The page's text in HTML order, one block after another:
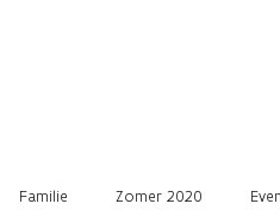
Familie Zomer 2020